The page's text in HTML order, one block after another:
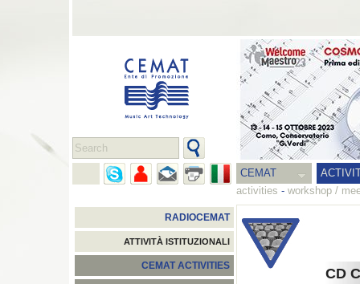
CEMAT
activities - workshop /
RADIOCEMAT
ATTIVITÀ ISTITUZIONALI
CEMAT ACTIVITIES CD